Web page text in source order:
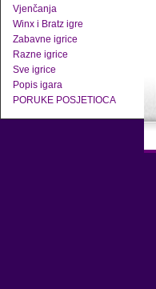
Vjenčanja
Winx i Bratz igre
Zabavne igrice
Razne igrice
Sve igrice
Popis igara
PORUKE POSJETIOCA